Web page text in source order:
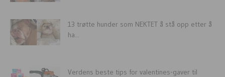
13 trøtte hunder som NEKTET å stå opp etter å
ha...
Verdens beste tips for valentines-gaver til